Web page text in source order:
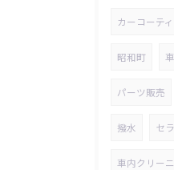
カーコーテ
昭和町 車
パーツ販売
撥水 セ
車内クリー